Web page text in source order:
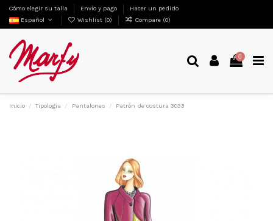
Cómo elegir su talla Envío y pago
Hacer un pedido
Español
Wishlist (0) Compare (0)
0
Inicio Tipologia Pantalones Patrón de costura 3033